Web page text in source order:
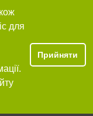
для
Прийняти